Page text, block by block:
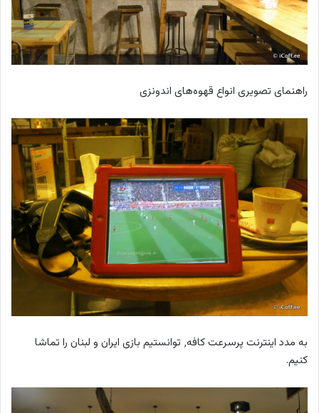
راهنمای تصویری انواع قهوه‌های اندونزی
به مدد اینترنت پرسرعت کافه٬ توانستیم بازی ایران و لبنان را تماشا
کنیم.